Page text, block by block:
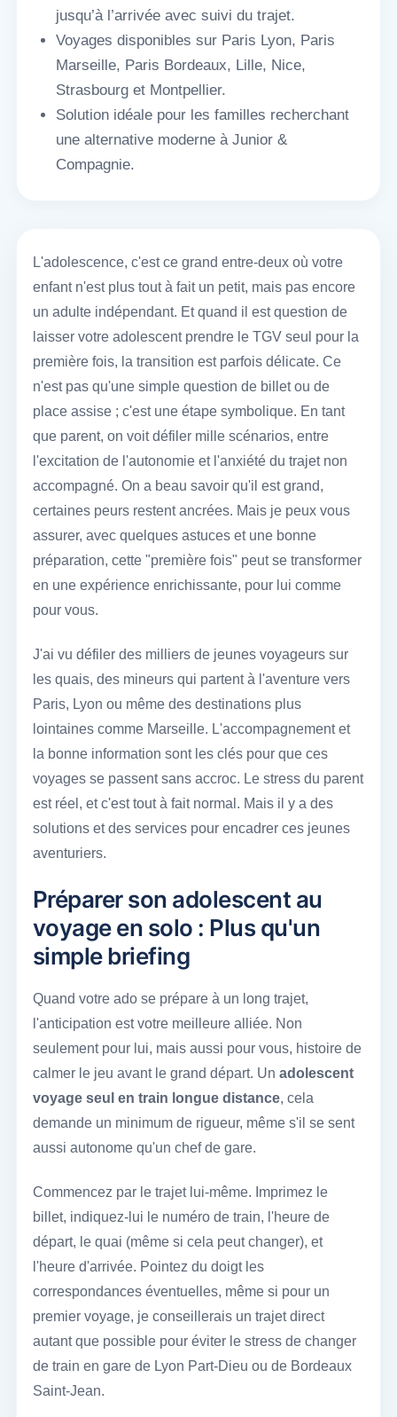
jusqu’à l’arrivée avec suivi du trajet.
Voyages disponibles sur Paris Lyon, Paris
Marseille, Paris Bordeaux, Lille, Nice,
Strasbourg et Montpellier.
Solution idéale pour les familles recherchant
une alternative moderne à Junior &
Compagnie.
L'adolescence, c'est ce grand entre-deux où votre
enfant n'est plus tout à fait un petit, mais pas encore
un adulte indépendant. Et quand il est question de
laisser votre adolescent prendre le TGV seul pour la
première fois, la transition est parfois délicate. Ce
n'est pas qu'une simple question de billet ou de
place assise ; c'est une étape symbolique. En tant
que parent, on voit défiler mille scénarios, entre
l'excitation de l'autonomie et l'anxiété du trajet non
accompagné. On a beau savoir qu'il est grand,
certaines peurs restent ancrées. Mais je peux vous
assurer, avec quelques astuces et une bonne
préparation, cette "première fois" peut se transformer
en une expérience enrichissante, pour lui comme
pour vous.
J'ai vu défiler des milliers de jeunes voyageurs sur
les quais, des mineurs qui partent à l'aventure vers
Paris, Lyon ou même des destinations plus
lointaines comme Marseille. L'accompagnement et
la bonne information sont les clés pour que ces
voyages se passent sans accroc. Le stress du parent
est réel, et c'est tout à fait normal. Mais il y a des
solutions et des services pour encadrer ces jeunes
aventuriers.
Préparer son adolescent au
voyage en solo : Plus qu'un
simple briefing
Quand votre ado se prépare à un long trajet,
l'anticipation est votre meilleure alliée. Non
seulement pour lui, mais aussi pour vous, histoire de
calmer le jeu avant le grand départ. Un adolescent
voyage seul en train longue distance, cela
demande un minimum de rigueur, même s'il se sent
aussi autonome qu'un chef de gare.
Commencez par le trajet lui-même. Imprimez le
billet, indiquez-lui le numéro de train, l'heure de
départ, le quai (même si cela peut changer), et
l'heure d'arrivée. Pointez du doigt les
correspondances éventuelles, même si pour un
premier voyage, je conseillerais un trajet direct
autant que possible pour éviter le stress de changer
de train en gare de Lyon Part-Dieu ou de Bordeaux
Saint-Jean.